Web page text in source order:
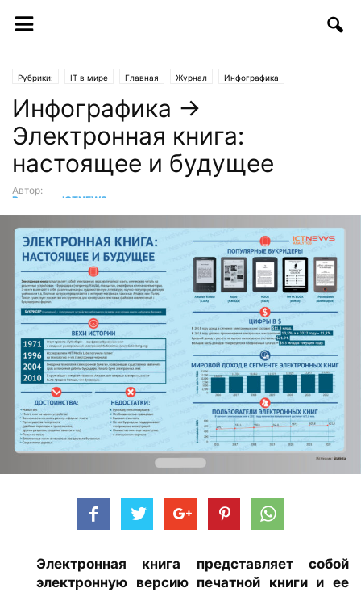
Рубрики: IT в мире Главная Журнал Инфографика
Инфографика →
Электронная книга:
настоящее и будущее
Автор:
Редакция ICTNEWS
Электронная книга представляет собой
электронную версию печатной книги и ее